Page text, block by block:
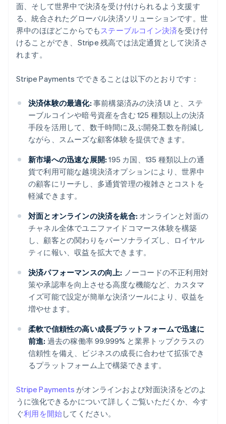
面、そして世界中で決済を受け付けられるよう支援す
る、統合されたグローバル決済ソリューションです。世
界中のほぼどこからでもステーブルコイン決済を受け付
けることができ、Stripe 残高では法定通貨として決済さ
れます。
Stripe Payments でできることは以下のとおりです：
決済体験の最適化: 事前構築済みの決済 UI と、ステ
ーブルコインや暗号資産を含む 125 種類以上の決済
手段を活用して、数千時間に及ぶ開発工数を削減し
ながら、スムーズな顧客体験を提供できます。
新市場への迅速な展開: 195 カ国、135 種類以上の通
貨で利用可能な越境決済オプションにより、世界中
の顧客にリーチし、多通貨管理の複雑さとコストを
軽減できます。
対面とオンラインの決済を統合: オンラインと対面の
チャネル全体でユニファイドコマース体験を構築
し、顧客との関わりをパーソナライズし、ロイヤル
ティに報い、収益を拡大できます。
決済パフォーマンスの向上: ノーコードの不正利用対
策や承認率を向上させる高度な機能など、カスタマ
イズ可能で設定が簡単な決済ツールにより、収益を
増やせます。
柔軟で信頼性の高い成長プラットフォームで迅速に
前進: 過去の稼働率 99.999% と業界トップクラスの
信頼性を備え、ビジネスの成長に合わせて拡張でき
るプラットフォーム上で構築できます。
Stripe Payments がオンラインおよび対面決済をどのよ
うに強化できるかについて詳しくご覧いただくか、今す
ぐ利用を開始してください。
アイルランド